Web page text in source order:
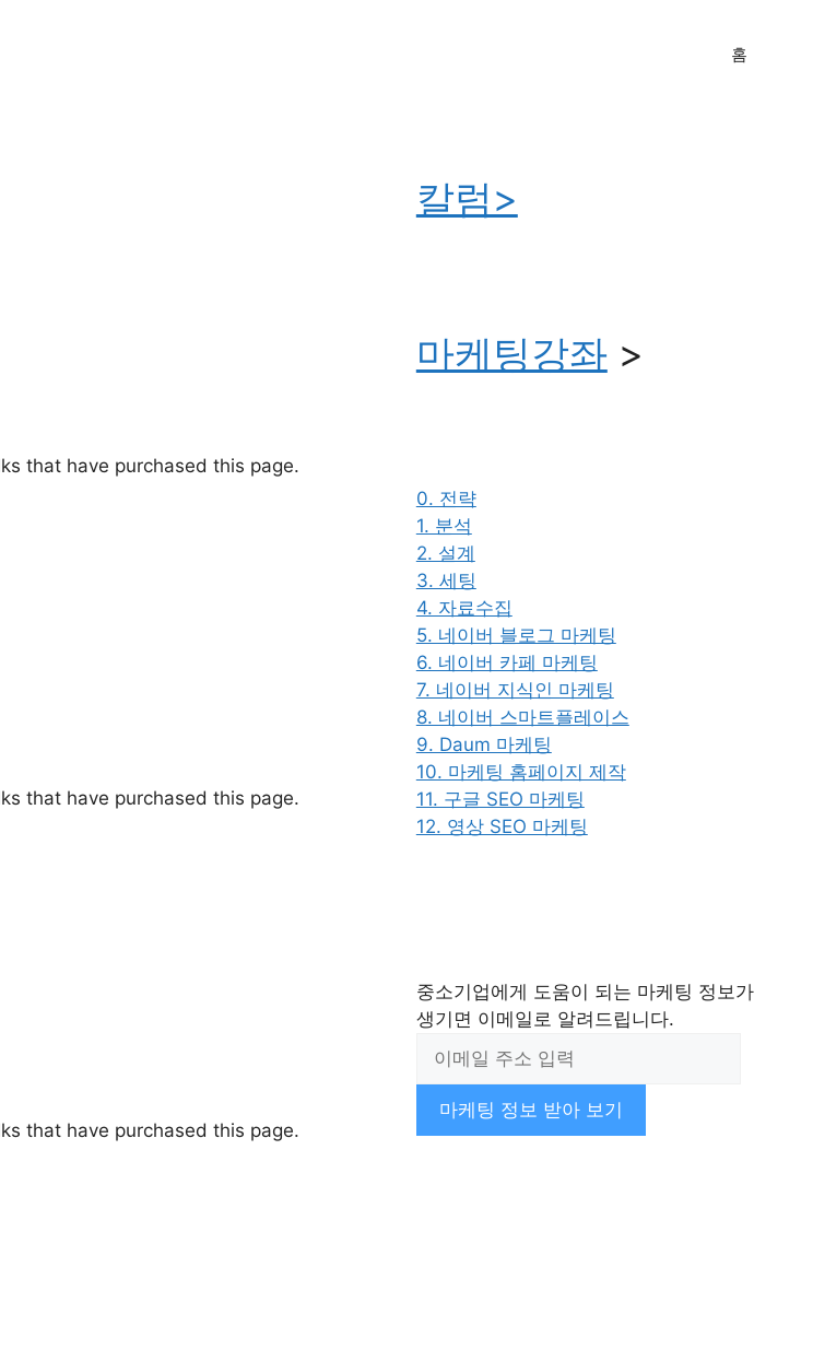
홈
that have purchased this page.
that have purchased this page.
that have purchased this page.
칼럼>
마케팅강좌>
0. 전략
1. 분석
2. 설계
3. 세팅
4. 자료수집
5. 네이버 블로그 마케팅
6. 네이버 카페 마케팅
7. 네이버 지식인 마케팅
8. 네이버 스마트플레이스
9. Daum 마케팅
10. 마케팅 홈페이지 제작
11. 구글 SEO 마케팅
12. 영상 SEO 마케팅
중소기업에게 도움이 되는 마케팅 정보가
생기면 이메일로 알려드립니다.
마케팅 정보 받아 보기